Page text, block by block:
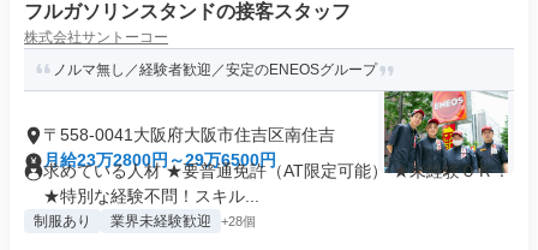
フルガソリンスタンドの接客スタッフ
株式会社サントーコー
ノルマ無し／経験者歓迎／安定のENEOSグループ
〒558-0041大阪府大阪市住吉区南住吉
月給23万2800円～29万6500円
求めている人材 ★要普通免許（AT限定可能） ★未経験ＯＫ！
★特別な経験不問！スキル...
制服あり 業界未経験歓迎 +28個